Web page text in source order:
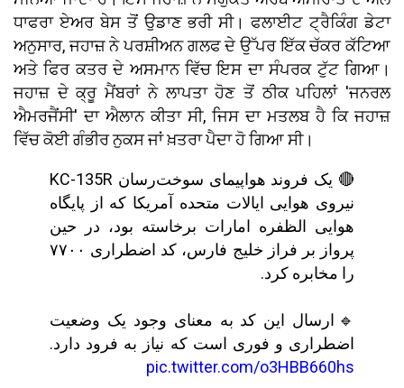
ਧਾਫਰਾ ਏਅਰ ਬੇਸ ਤੋਂ ਉਡਾਣ ਭਰੀ ਸੀ। ਫਲਾਈਟ ਟ੍ਰੈਕਿੰਗ ਡੇਟਾ
ਅਨੁਸਾਰ, ਜਹਾਜ਼ ਨੇ ਪਰਸ਼ੀਅਨ ਗਲਫ ਦੇ ਉੱਪਰ ਇੱਕ ਚੱਕਰ ਕੱਟਿਆ
ਅਤੇ ਫਿਰ ਕਤਰ ਦੇ ਅਸਮਾਨ ਵਿੱਚ ਇਸ ਦਾ ਸੰਪਰਕ ਟੁੱਟ ਗਿਆ।
ਜਹਾਜ਼ ਦੇ ਕ੍ਰੂ ਮੈਂਬਰਾਂ ਨੇ ਲਾਪਤਾ ਹੋਣ ਤੋਂ ਠੀਕ ਪਹਿਲਾਂ 'ਜਨਰਲ
ਐਮਰਜੈਂਸੀ' ਦਾ ਐਲਾਨ ਕੀਤਾ ਸੀ, ਜਿਸ ਦਾ ਮਤਲਬ ਹੈ ਕਿ ਜਹਾਜ਼
ਵਿੱਚ ਕੋਈ ਗੰਭੀਰ ਨੁਕਸ ਜਾਂ ਖ਼ਤਰਾ ਪੈਦਾ ਹੋ ਗਿਆ ਸੀ।
🔴 یک فروند هواپیمای سوخت‌رسان KC-135R
نیروی هوایی ایالات متحده آمریکا که از پایگاه
هوایی الظفره امارات برخاسته بود، در حین
پرواز بر فراز خلیج فارس، کد اضطراری ۷۷۰۰
را مخابره کرد.
🔹ارسال این کد به معنای وجود یک وضعیت
اضطراری و فوری است که نیاز به فرود دارد.
pic.twitter.com/o3HBB660hs